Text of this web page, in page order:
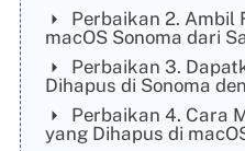
Perbaikan 2. Ambil
macOS Sonoma dari
Perbaikan 3.
Dihapus di Sonoma
Perbaikan 4. Cara
yang Dihapus di